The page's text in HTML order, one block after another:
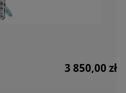
3 850,00 zł